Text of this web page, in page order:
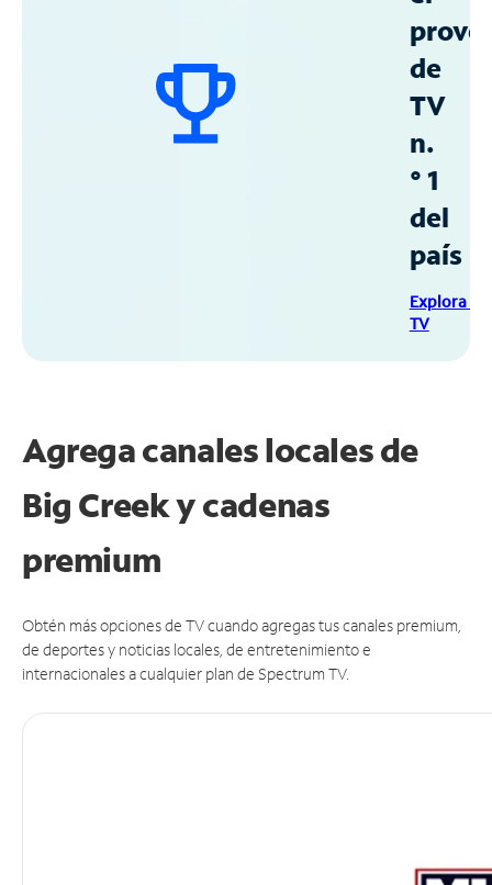
de
TV
n.
° 1
del
país
Explora
TV
Agrega canales locales de
Big Creek y cadenas
premium
Obtén más opciones de TV cuando agregas tus canales premium,
de deportes y noticias locales, de entretenimiento e
internacionales a cualquier plan de Spectrum TV.